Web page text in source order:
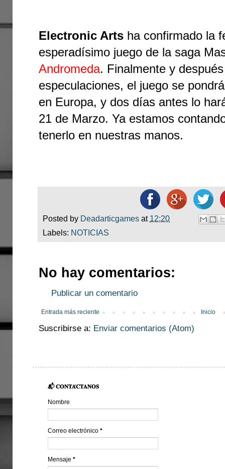
Electronic Arts ha confirmado la
esperadísimo juego de la saga
Andromeda. Finalmente y
especulaciones, el juego se
en Europa, y dos días antes lo
21 de Marzo. Ya estamos
tenerlo en nuestras manos.
Posted by Deadarticgames at 12:20
Labels: NOTICIAS
No hay comentarios:
Publicar un comentario
Entrada más reciente Inicio
Suscribirse a: Enviar comentarios (Atom)
📬 𝐂𝐎𝐍𝐓𝐀́𝐂𝐓𝐀𝐍𝐎𝐒
Nombre
Correo electrónico *
Mensaje *